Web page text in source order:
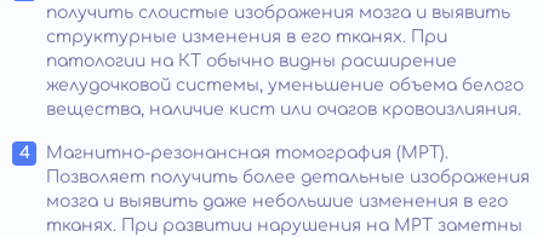
получить слоистые изображения мозга и выявить
структурные изменения в его тканях. При
патологии на КТ обычно видны расширение
желудочковой системы, уменьшение объема белого
вещества, наличие кист или очагов кровоизлияния.
Магнитно-резонансная томография (МРТ).
Позволяет получить более детальные изображения
мозга и выявить даже небольшие изменения в его
тканях. При развитии нарушения на МРТ заметны